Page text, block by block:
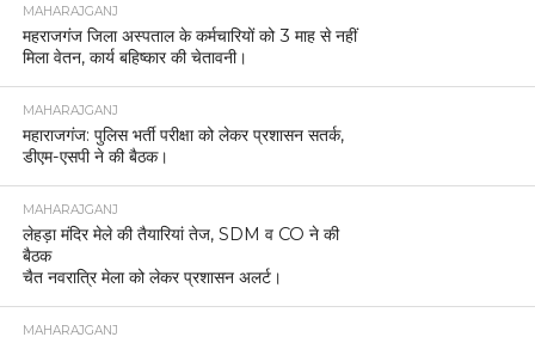
MAHARAJGANJ
महराजगंज जिला अस्पताल के कर्मचारियों को 3 माह से नहीं
मिला वेतन, कार्य बहिष्कार की चेतावनी।
MAHARAJGANJ
महाराजगंज: पुलिस भर्ती परीक्षा को लेकर प्रशासन सतर्क,
डीएम-एसपी ने की बैठक।
MAHARAJGANJ
लेहड़ा मंदिर मेले की तैयारियां तेज, SDM व CO ने की
बैठक
चैत नवरात्रि मेला को लेकर प्रशासन अलर्ट।
MAHARAJGANJ